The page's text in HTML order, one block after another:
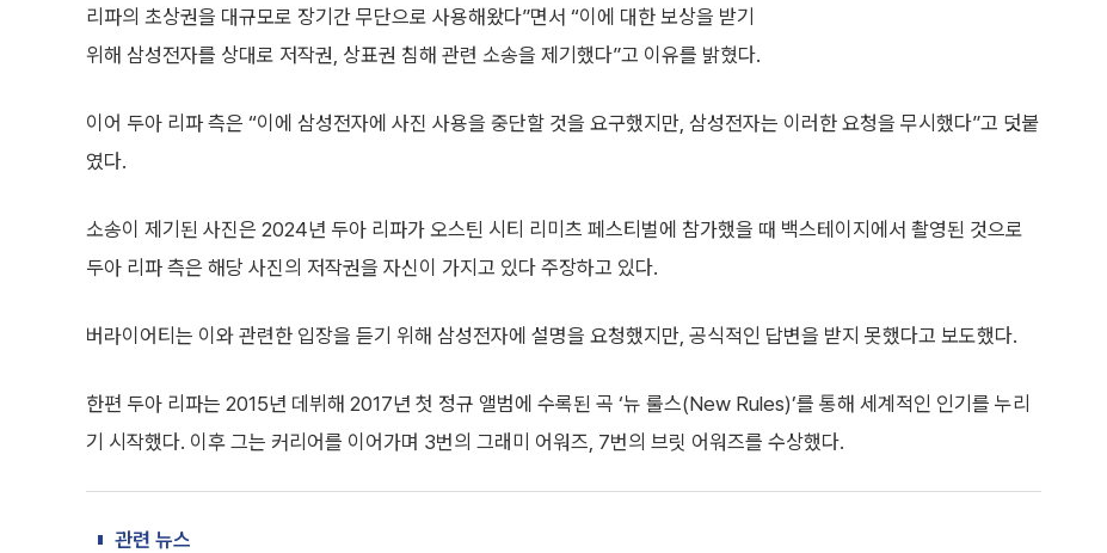
리파의 초상권을 대규모로 장기간 무단으로 사용해왔다”면서 “이에 대한 보상을 받기
위해 삼성전자를 상대로 저작권, 상표권 침해 관련 소송을 제기했다”고 이유를 밝혔다.
이어 두아 리파 측은 “이에 삼성전자에 사진 사용을 중단할 것을 요구했지만, 삼성전자는 이러한 요청을 무시했다”고 덧붙
였다.
소송이 제기된 사진은 2024년 두아 리파가 오스틴 시티 리미츠 페스티벌에 참가했을 때 백스테이지에서 촬영된 것으로
두아 리파 측은 해당 사진의 저작권을 자신이 가지고 있다 주장하고 있다.
버라이어티는 이와 관련한 입장을 듣기 위해 삼성전자에 설명을 요청했지만, 공식적인 답변을 받지 못했다고 보도했다.
한편 두아 리파는 2015년 데뷔해 2017년 첫 정규 앨범에 수록된 곡 ‘뉴 룰스(New Rules)’를 통해 세계적인 인기를 누리
기 시작했다. 이후 그는 커리어를 이어가며 3번의 그래미 어워즈, 7번의 브릿 어워즈를 수상했다.
관련 뉴스